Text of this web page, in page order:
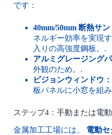
です：
40mm/50mm 断熱サ
ネルギー効率を実現
入りの高強度鋼板。.
アルミグレージングパ
外観のため。.
ビジョンウィンドウ：
板パネルに小窓を組
ステップ4：手動または電
金属加工工場には、 電動